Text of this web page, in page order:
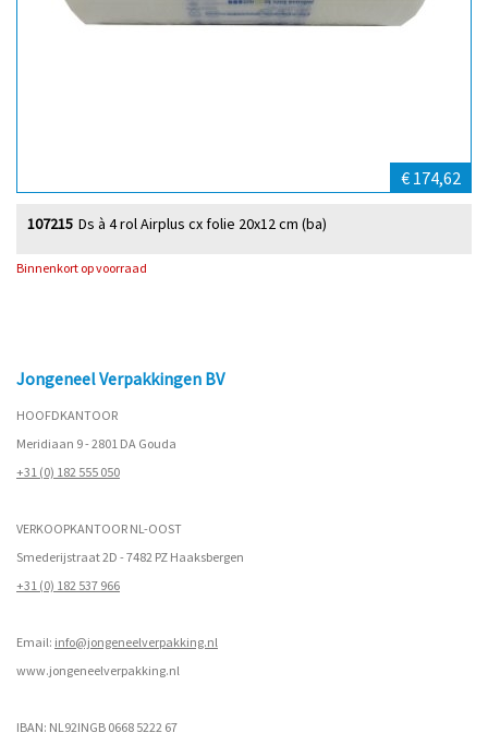
€ 174,62
Ds à 4 rol Airplus cx folie 20x12 cm (ba)
107215
Binnenkort op voorraad
Jongeneel Verpakkingen BV
HOOFDKANTOOR
Meridiaan 9 - 2801 DA Gouda
+31 (0) 182 555 050
VERKOOPKANTOOR NL-OOST
Smederijstraat 2D - 7482 PZ Haaksbergen
+31 (0) 182 537 966
Email: info@jongeneelverpakking.nl
www.jongeneelverpakking.nl
IBAN: NL92INGB 0668 5222 67